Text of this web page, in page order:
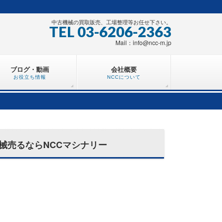
中古機械の買取販売、工場整理等お任せ下さい。
TEL 03-6206-2363
Mail：info@ncc-m.jp
ブログ・動画
お役立ち情報
会社概要
NCCについて
売るならNCCマシナリー